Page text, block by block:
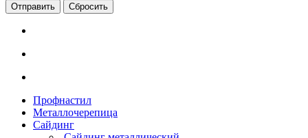
Сбросить
Профнастил
Металлочерепица
Сайдинг